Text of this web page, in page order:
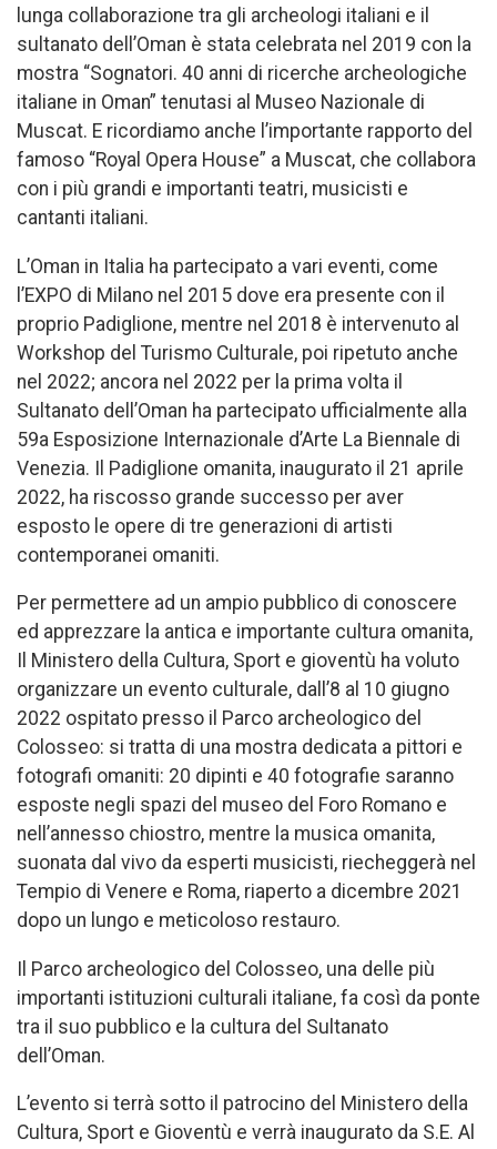
lunga collaborazione tra gli archeologi italiani e il
sultanato dell’Oman è stata celebrata nel 2019 con la
mostra “Sognatori. 40 anni di ricerche archeologiche
italiane in Oman” tenutasi al Museo Nazionale di
Muscat. E ricordiamo anche l’importante rapporto del
famoso “Royal Opera House” a Muscat, che collabora
con i più grandi e importanti teatri, musicisti e
cantanti italiani.
L’Oman in Italia ha partecipato a vari eventi, come
l’EXPO di Milano nel 2015 dove era presente con il
proprio Padiglione, mentre nel 2018 è intervenuto al
Workshop del Turismo Culturale, poi ripetuto anche
nel 2022; ancora nel 2022 per la prima volta il
Sultanato dell’Oman ha partecipato ufficialmente alla
59a Esposizione Internazionale d’Arte La Biennale di
Venezia. Il Padiglione omanita, inaugurato il 21 aprile
2022, ha riscosso grande successo per aver
esposto le opere di tre generazioni di artisti
contemporanei omaniti.
Per permettere ad un ampio pubblico di conoscere
ed apprezzare la antica e importante cultura omanita,
Il Ministero della Cultura, Sport e gioventù ha voluto
organizzare un evento culturale, dall’8 al 10 giugno
2022 ospitato presso il Parco archeologico del
Colosseo: si tratta di una mostra dedicata a pittori e
fotografi omaniti: 20 dipinti e 40 fotografie saranno
esposte negli spazi del museo del Foro Romano e
nell’annesso chiostro, mentre la musica omanita,
suonata dal vivo da esperti musicisti, riecheggerà nel
Tempio di Venere e Roma, riaperto a dicembre 2021
dopo un lungo e meticoloso restauro.
Il Parco archeologico del Colosseo, una delle più
importanti istituzioni culturali italiane, fa così da ponte
tra il suo pubblico e la cultura del Sultanato
dell’Oman.
L’evento si terrà sotto il patrocino del Ministero della
Cultura, Sport e Gioventù e verrà inaugurato da S.E. Al